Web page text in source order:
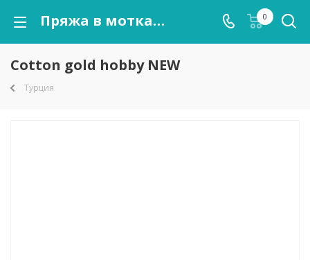
Пряжа в мотках Cotton gold hobby NEW оптом от kutnor.ru 0
Cotton gold hobby NEW
Турция